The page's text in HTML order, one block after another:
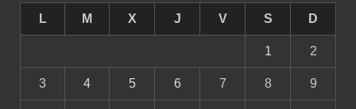
L
M X J V S D
1 2
3 4 5 6 7 8 9